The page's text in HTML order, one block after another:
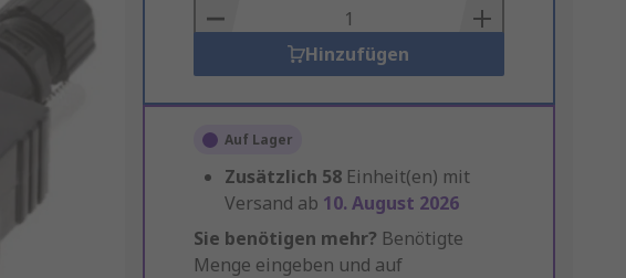
Basket
Hinzufügen
Auf Lager
Zusätzlich 58 Einheit(en) mit
Versand ab 10. August 2026
Sie benötigen mehr? Benötigte
Menge eingeben und auf